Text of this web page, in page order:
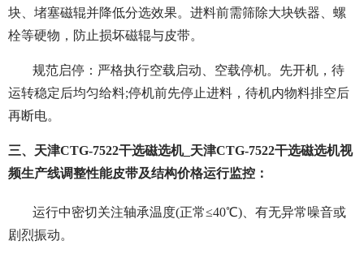
块、堵塞磁辊并降低分选效果。进料前需筛除大块铁器、螺
栓等硬物，防止损坏磁辊与皮带。
规范启停：严格执行空载启动、空载停机。先开机，待
运转稳定后均匀给料;停机前先停止进料，待机内物料排空后
再断电。
三、天津CTG-7522干选磁选机_天津CTG-7522干选磁选机视
频生产线调整性能皮带及结构价格运行监控：
运行中密切关注轴承温度(正常≤40℃)、有无异常噪音或
剧烈振动。